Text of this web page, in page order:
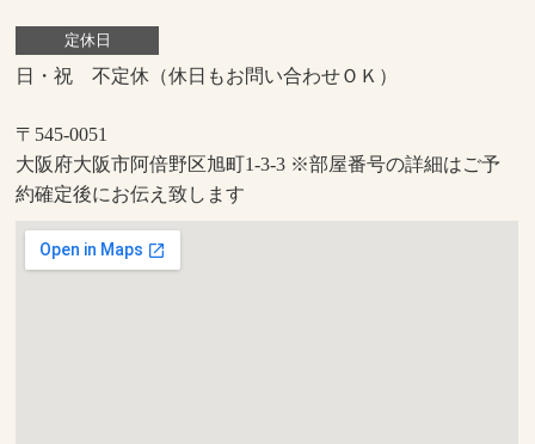
定休日
日・祝 不定休（休日もお問い合わせＯＫ）
〒545-0051
大阪府大阪市阿倍野区旭町1-3-3 ※部屋番号の詳細はご予
約確定後にお伝え致します